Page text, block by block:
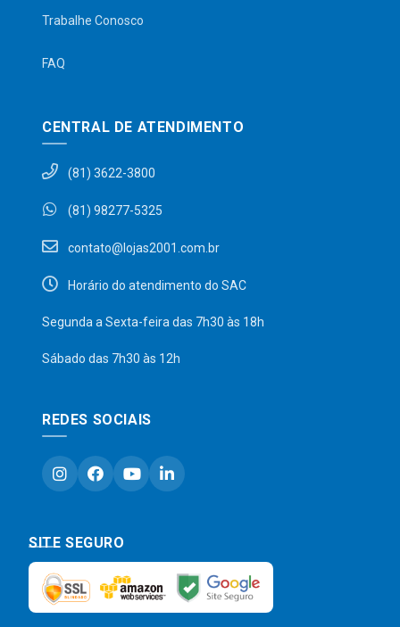
Trabalhe Conosco
FAQ
CENTRAL DE ATENDIMENTO
(81) 3622-3800
(81) 98277-5325
contato@lojas2001.com.br
Horário do atendimento do SAC
Segunda a Sexta-feira das 7h30 às 18h
Sábado das 7h30 às 12h
REDES SOCIAIS
SITE SEGURO